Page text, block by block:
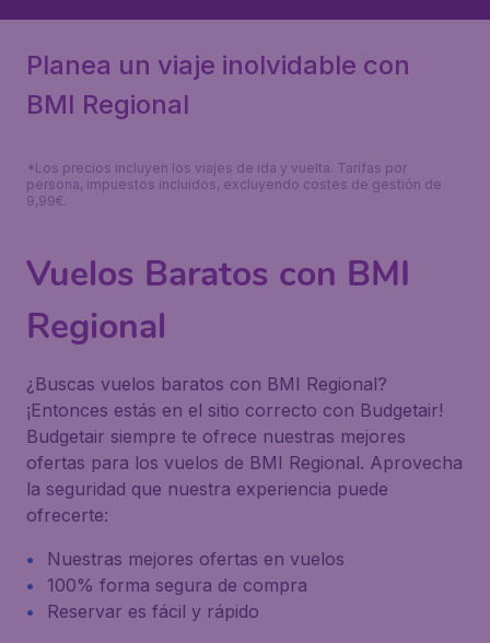
Planea un viaje inolvidable con
BMI Regional
*Los precios incluyen los viajes de ida y vuelta. Tarifas por
persona, impuestos incluidos, excluyendo costes de gestión de
9,99€.
Vuelos Baratos con BMI
Regional
¿Buscas vuelos baratos con BMI Regional?
¡Entonces estás en el sitio correcto con Budgetair!
Budgetair siempre te ofrece nuestras mejores
ofertas para los vuelos de BMI Regional. Aprovecha
la seguridad que nuestra experiencia puede
ofrecerte:
Nuestras mejores ofertas en vuelos
100% forma segura de compra
Reservar es fácil y rápido